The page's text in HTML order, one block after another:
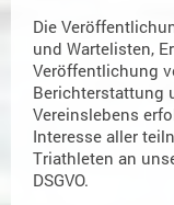
Die
und Wartelisten,
Veröffentlichung
Berichterstattung
Vereinslebens
Interesse aller
Triathleten an
DSGVO.